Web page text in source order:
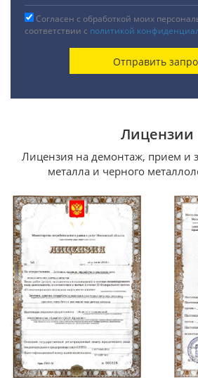
Согласен с обработкой моих
соответствии с политикой
Лицензии
Лицензия на демонтаж, прием и
металла и черного